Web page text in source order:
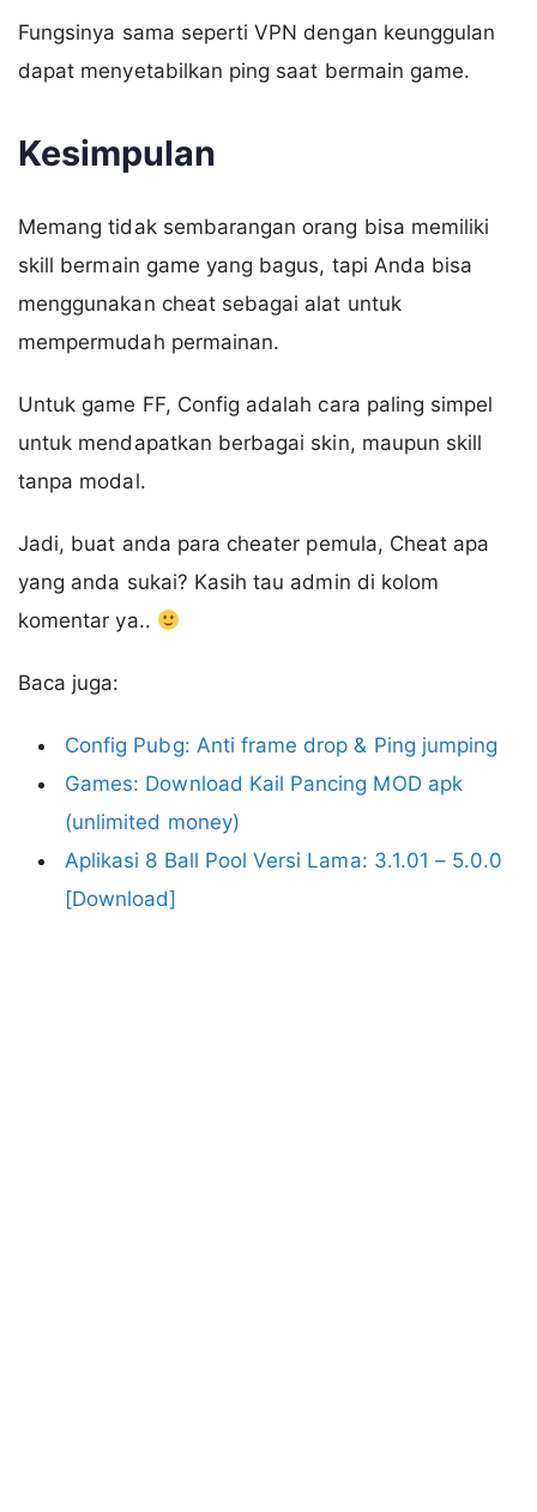
Fungsinya sama seperti VPN dengan keunggulan
dapat menyetabilkan ping saat bermain game.
Kesimpulan
Memang tidak sembarangan orang bisa memiliki
skill bermain game yang bagus, tapi Anda bisa
menggunakan cheat sebagai alat untuk
mempermudah permainan.
Untuk game FF, Config adalah cara paling simpel
untuk mendapatkan berbagai skin, maupun skill
tanpa modal.
Jadi, buat anda para cheater pemula, Cheat apa
yang anda sukai? Kasih tau admin di kolom
komentar ya..
Baca juga:
Config Pubg: Anti frame drop & Ping jumping
Games: Download Kail Pancing MOD apk
(unlimited money)
Aplikasi 8 Ball Pool Versi Lama: 3.1.01 – 5.0.0
[Download]